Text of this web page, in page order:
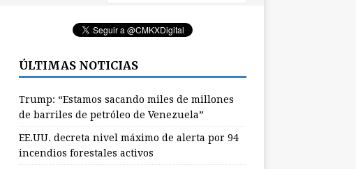
ÚLTIMAS NOTICIAS
Trump: “Estamos sacando miles de millones
de barriles de petróleo de Venezuela”
EE.UU. decreta nivel máximo de alerta por 94
incendios forestales activos